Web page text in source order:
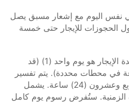
نفس اليوم مع إشعار مسبق يصل
قبول الحجوزات للإيجار حتى خمسة
الحد الأدنى لمدة الإيجار هو يوم واحد (1) (قد
في محطات محددة). يتم تفسير
اليوم الواحد (1) على أنه فترة مدتها أربع وعشرون (24) ساعة. يشمل
الزمنية. ستُفرض رسوم يوم كامل